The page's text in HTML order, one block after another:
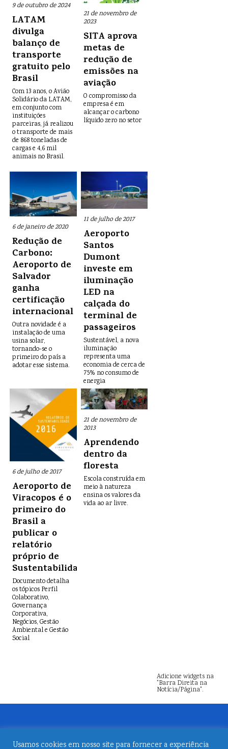
9 de outubro de 2024
LATAM
divulga
balanço de
transporte
gratuito pelo
Brasil
Com 13 anos, o Avião
Solidário da LATAM,
em conjunto com
instituições
parceiras, já realizou
o transporte de mais
de 868 toneladas de
cargas e 4,6 mil
animais no Brasil.
21 de novembro de
2023
SITA aprova
metas de
redução de
emissões na
aviação
O compromisso da
empresa é em
alcançar o carbono
líquido zero no setor
6 de janeiro de 2020
Redução de
Carbono:
Aeroporto de
Salvador
ganha
certificação
internacional
Outra novidade é a
instalação de uma
usina solar,
tornando-se o
primeiro do país a
adotar esse sistema.
11 de julho de 2017
Aeroporto
Santos
Dumont
investe em
iluminação
LED na
calçada do
terminal de
passageiros
Sustentável, a nova
iluminação
representa uma
economia de cerca de
75% no consumo de
energia
6 de julho de 2017
Aeroporto de
Viracopos é o
primeiro do
Brasil a
publicar o
relatório
próprio de
Sustentabilidade
Documento detalha
os tópicos Perfil
Colaborativo,
Governança
Corporativa,
Negócios, Gestão
Ambiental e Gestão
Social
21 de novembro de
2013
Aprendendo
dentro da
floresta
Escola construída em
meio à natureza
ensina os valores da
vida ao ar livre.
Adicione widgets na
"Barra Direita na
Notícia/Página".
Usamos cookies em nosso site para fornecer a experiência